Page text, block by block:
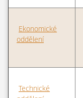
Ekonomické
oddělení
Technické